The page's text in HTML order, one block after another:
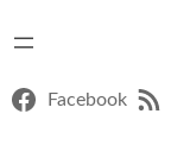
Facebook